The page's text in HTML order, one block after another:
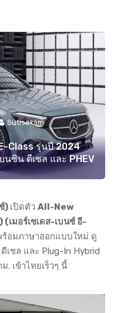
Sutisaklim
Class รุ่นปี 2024
ซิน ดีเซล และ PHEV
) เปิดตัว All-New
มอร์เซเดส-เบนซ์ อี-
ร้อมภาษาออกแบบใหม่ ดู
เซล และ Plug-In Hybrid
. เข้าไทยเร็วๆ นี้